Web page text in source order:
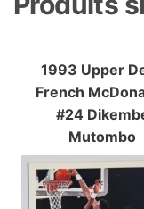
1993 Upper
French
#24
Mutombo